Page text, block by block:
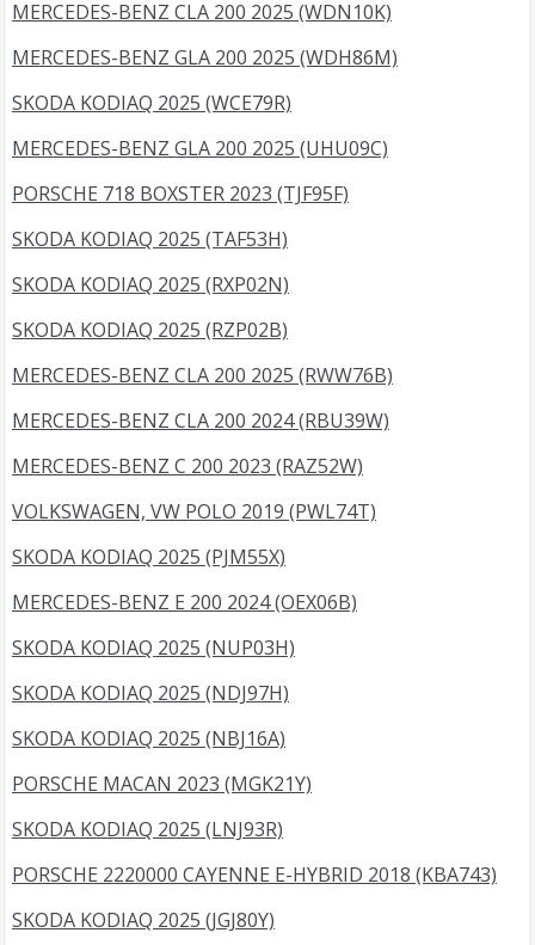
MERCEDES-BENZ CLA 200 2025 (WDN10K)
MERCEDES-BENZ GLA 200 2025 (WDH86M)
SKODA KODIAQ 2025 (WCE79R)
MERCEDES-BENZ GLA 200 2025 (UHU09C)
PORSCHE 718 BOXSTER 2023 (TJF95F)
SKODA KODIAQ 2025 (TAF53H)
SKODA KODIAQ 2025 (RXP02N)
SKODA KODIAQ 2025 (RZP02B)
MERCEDES-BENZ CLA 200 2025 (RWW76B)
MERCEDES-BENZ CLA 200 2024 (RBU39W)
MERCEDES-BENZ C 200 2023 (RAZ52W)
VOLKSWAGEN, VW POLO 2019 (PWL74T)
SKODA KODIAQ 2025 (PJM55X)
MERCEDES-BENZ E 200 2024 (OEX06B)
SKODA KODIAQ 2025 (NUP03H)
SKODA KODIAQ 2025 (NDJ97H)
SKODA KODIAQ 2025 (NBJ16A)
PORSCHE MACAN 2023 (MGK21Y)
SKODA KODIAQ 2025 (LNJ93R)
PORSCHE 2220000 CAYENNE E-HYBRID 2018 (KBA743)
SKODA KODIAQ 2025 (JGJ80Y)